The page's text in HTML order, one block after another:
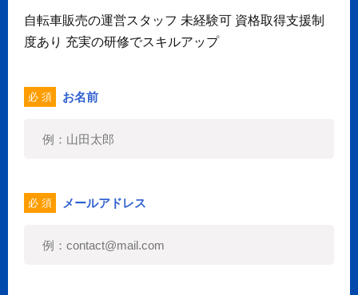
自転車販売の運営スタッフ 未経験可 資格取得支援制
度あり 充実の研修でスキルアップ
必 須 お名前
必 須 メールアドレス